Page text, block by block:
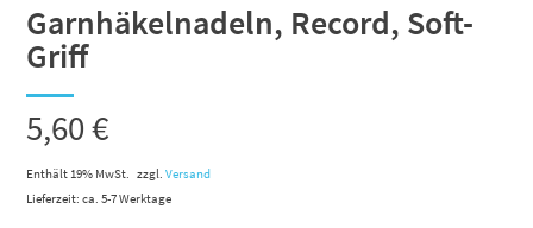
Garnhäkelnadeln, Record, Soft-
Griff
5,60€
Enthält 19% MwSt. zzgl.Versand
Lieferzeit: ca. 5-7 Werktage